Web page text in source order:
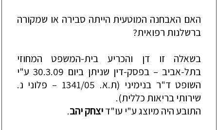
האם האבחנה המוטעית הייתה סבירה או שמקורה
ברשלנות רפואית?
בשאלה זו דן והכריע בית-המשפט המחוזי
בתל-אביב –
בפסק-דין שניתן ביום 30.3.09 ע"י
השופט ד"ר בנימיני (ת.א. 1341/05 –
פלוני נ.
שירותי בריאות כללית).
התובע היה מיוצג ע"י עו"דיצחק יהב.